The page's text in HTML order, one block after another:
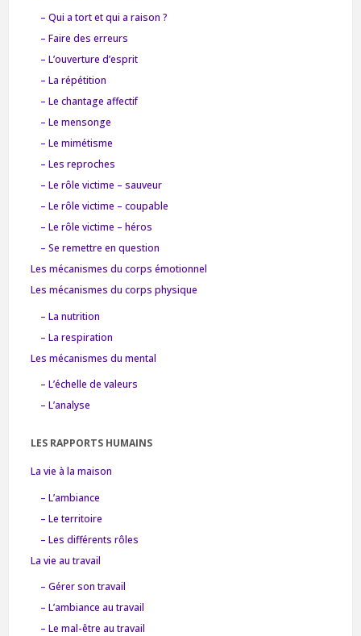
– Qui a tort et qui a raison ?
– Faire des erreurs
– L’ouverture d’esprit
– La répétition
– Le chantage affectif
– Le mensonge
– Le mimétisme
– Les reproches
– Le rôle victime – sauveur
– Le rôle victime – coupable
– Le rôle victime – héros
– Se remettre en question
Les mécanismes du corps émotionnel
Les mécanismes du corps physique
– La nutrition
– La respiration
Les mécanismes du mental
– L’échelle de valeurs
– L’analyse
LES RAPPORTS HUMAINS
La vie à la maison
– L’ambiance
– Le territoire
– Les différents rôles
La vie au travail
– Gérer son travail
– L’ambiance au travail
– Le mal-être au travail